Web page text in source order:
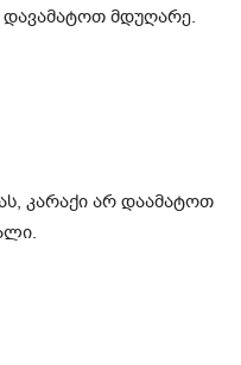
მდუღარე.
კარაქი არ დაამატოთ